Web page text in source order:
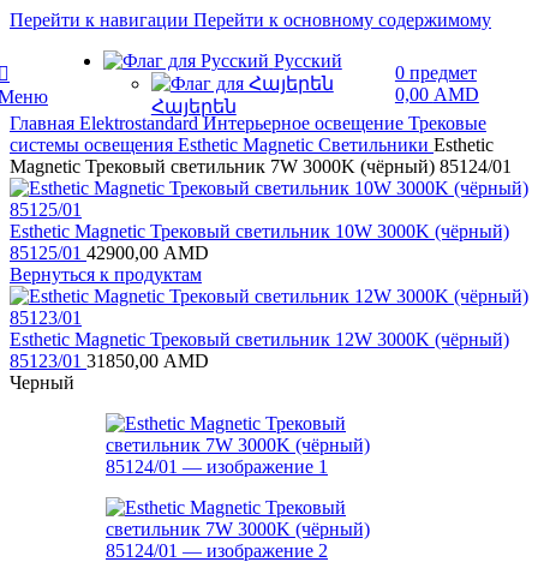
Перейти к навигации Перейти к основному содержимому
Русский
Հայերեն
0 предмет
0,00 AMD
Главная ElektrostandardИнтерьерное освещение Трековые
системы освещения Esthetic Magnetic Светильники Esthetic
Magnetic Трековый светильник 7W 3000K (чёрный) 85124/01
Esthetic Magnetic Трековый светильник 10W 3000K (чёрный)
85125/01 42900,00 AMD
Вернуться к продуктам
Esthetic Magnetic Трековый светильник 12W 3000K (чёрный)
85123/01 31850,00 AMD
Черный